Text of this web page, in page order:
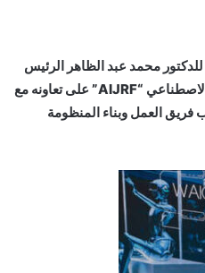
محمد عبد الظاهر الرئيس
التنفيذي لمؤسسة صحافة الذكاء الاصطناعي “AIJRF” على تعاونه مع
فريق العمل وبناء المنظومة